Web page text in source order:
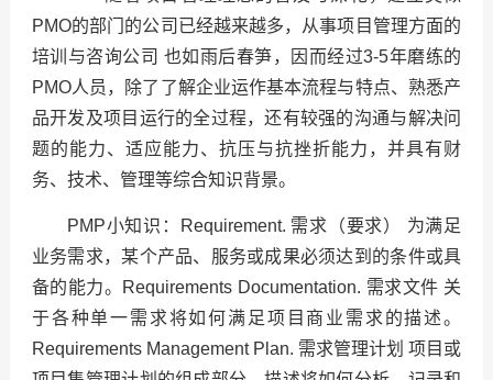
PMO的部门的公司已经越来越多，从事项目管理方面的
培训与咨询公司 也如雨后春笋，因而经过3-5年磨练的
PMO人员，除了了解企业运作基本流程与特点、熟悉产
品开发及项目运行的全过程，还有较强的沟通与解决问
题的能力、适应能力、抗压与抗挫折能力，并具有财
务、技术、管理等综合知识背景。
PMP小知识：Requirement. 需求（要求） 为满足
业务需求，某个产品、服务或成果必须达到的条件或具
备的能力。Requirements Documentation. 需求文件 关
于各种单一需求将如何满足项目商业需求的描述。
Requirements Management Plan. 需求管理计划 项目或